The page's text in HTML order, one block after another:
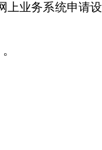
上业务系统申请设